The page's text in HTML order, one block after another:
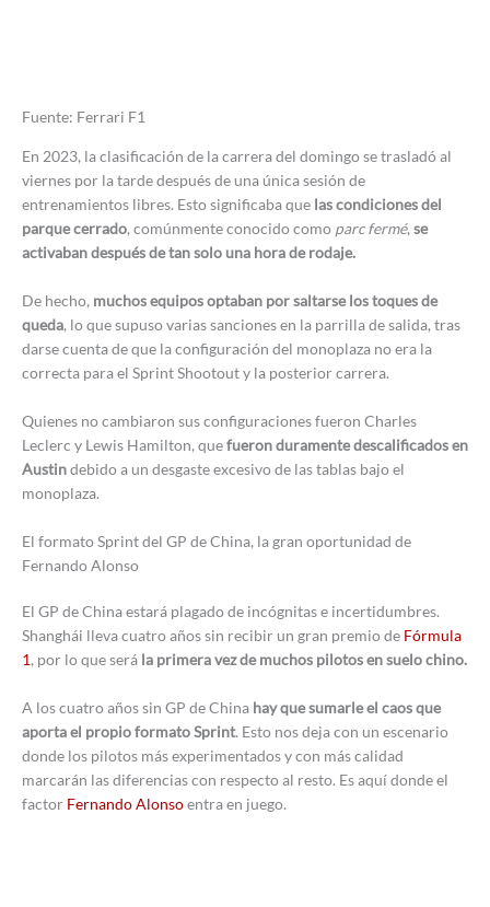
Fuente: Ferrari F1
En 2023, la clasificación de la carrera del domingo se trasladó al
viernes por la tarde después de una única sesión de
entrenamientos libres. Esto significaba que las condiciones del
parque cerrado, comúnmente conocido como parc fermé, se
activaban después de tan solo una hora de rodaje.
De hecho, muchos equipos optaban por saltarse los toques de
queda, lo que supuso varias sanciones en la parrilla de salida, tras
darse cuenta de que la configuración del monoplaza no era la
correcta para el Sprint Shootout y la posterior carrera.
Quienes no cambiaron sus configuraciones fueron Charles
Leclerc y Lewis Hamilton, quefueron duramente descalificados en
Austindebido a un desgaste excesivo de las tablas bajo el
monoplaza.
El formato Sprint del GP de China, la gran oportunidad de
Fernando Alonso
El GP de China estará plagado de incógnitas e incertidumbres.
Shanghái lleva cuatro años sin recibir un gran premio de Fórmula
1, por lo que será la primera vez de muchos pilotos en suelo chino.
A los cuatro años sin GP de China hay que sumarle el caos que
aporta el propio formato Sprint. Esto nos deja con un escenario
donde los pilotos más experimentados y con más calidad
marcarán las diferencias con respecto al resto. Es aquí donde el
factor Fernando Alonsoentra en juego.